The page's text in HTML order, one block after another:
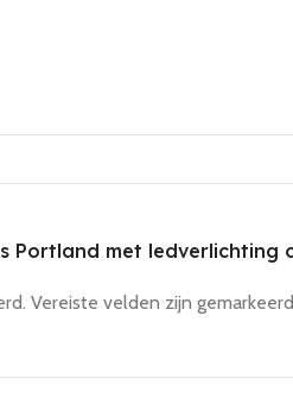
Portland met
Vereiste velden zijn